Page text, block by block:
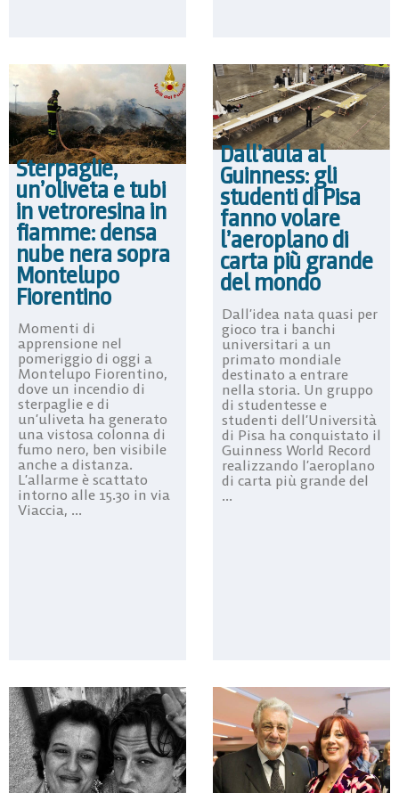
Sterpaglie,
un’oliveta e tubi
in vetroresina in
fiamme: densa
nube nera sopra
Montelupo
Fiorentino
Momenti di
apprensione nel
pomeriggio di oggi a
Montelupo Fiorentino,
dove un incendio di
sterpaglie e di
un’uliveta ha generato
una vistosa colonna di
fumo nero, ben visibile
anche a distanza.
L’allarme è scattato
intorno alle 15.30 in via
Viaccia, ...
Dall’aula al
Guinness: gli
studenti di Pisa
fanno volare
l’aeroplano di
carta più grande
del mondo
Dall’idea nata quasi per
gioco tra i banchi
universitari a un
primato mondiale
destinato a entrare
nella storia. Un gruppo
di studentesse e
studenti dell’Università
di Pisa ha conquistato il
Guinness World Record
realizzando l’aeroplano
di carta più grande del
...